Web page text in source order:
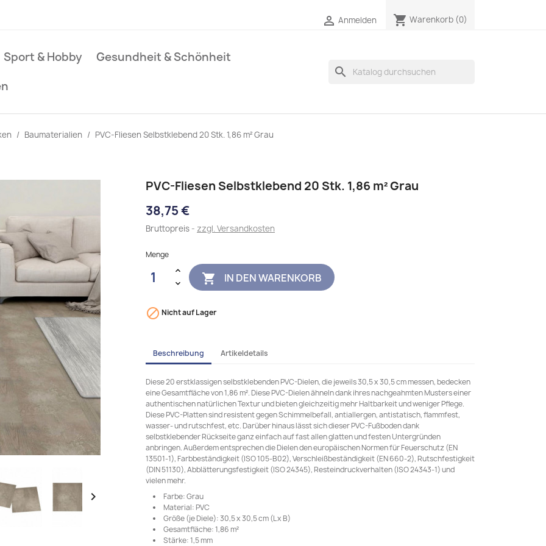
 Anmelden shopping_cart Warenkorb (0)
Sport & Hobby
Gesundheit & Schönheit
search
Baumaterialien PVC-Fliesen Selbstklebend 20 Stk. 1,86 m² Grau

PVC-Fliesen Selbstklebend 20 Stk. 1,86 m² Grau
38,75 €
Bruttopreis zzgl. Versandkosten
Menge
 IN DEN WARENKORB
 Nicht auf Lager
Beschreibung Artikeldetails
Diese 20 erstklassigen selbstklebenden PVC-Dielen, die jeweils 30,5 x 30,5 cm messen, bedecken
eine Gesamtfläche von 1,86 m². Diese PVC-Dielen ähneln dank ihres nachgeahmten Musters einer
authentischen natürlichen Textur und bieten gleichzeitig mehr Haltbarkeit und weniger Pflege.
Diese PVC-Platten sind resistent gegen Schimmelbefall, antiallergen, antistatisch, flammfest,
wasser- und rutschfest, etc. Darüber hinaus lässt sich dieser PVC-Fußboden dank
selbstklebender Rückseite ganz einfach auf fast allen glatten und festen Untergründen
anbringen. Außerdem entsprechen die Dielen den europäischen Normen für Feuerschutz (EN
13501-1), Farbbeständigkeit (ISO 105-B02), Verschleißbeständigkeit (EN 660-2), Rutschfestigkeit
(DIN 51130), Abblätterungsfestigkeit (ISO 24345), Resteindruckverhalten (ISO 24343-1) und
vielen mehr.
Farbe: Grau
Material: PVC
Größe (je Diele): 30,5 x 30,5 cm (L x B)
Gesamtfläche: 1,86 m²
Stärke: 1,5 mm